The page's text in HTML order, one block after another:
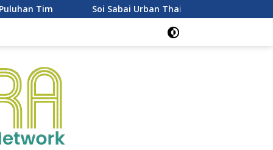
Soi Sabai Urban Thai Resmi Buka di PTC Mall Palembang,